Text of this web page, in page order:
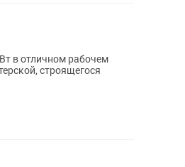
в отличном рабочем
строящегося